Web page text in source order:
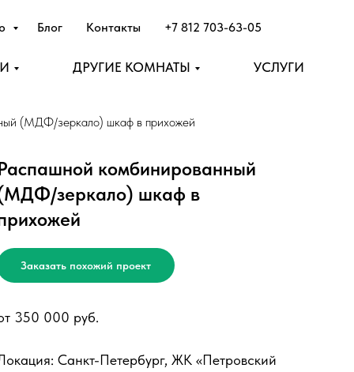
Блог Контакты +7 812 703-63-05
ДРУГИЕ КОМНАТЫ УСЛУГИ
(МДФ/зеркало) шкаф в прихожей
комбинированный
зеркало) шкаф в
Заказать похожий проект
350 000 руб.
Санкт-Петербург, ЖК «Петровский